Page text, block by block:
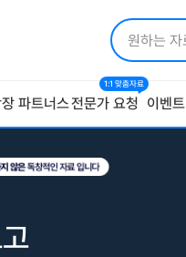
파트너스전문가 요청
1:1 맞춤자료
이벤트